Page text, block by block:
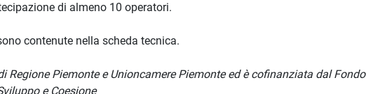
di almeno 10 operatori.
contenute nella scheda tecnica.
Regione Piemonte e Unioncamere Piemonte ed è cofinanziata dal Fondo
e Coesione